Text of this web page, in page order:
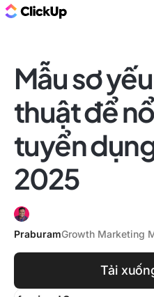
Mẫu sơ
thuật để
tuyển
2025
PraburamGrowth Marketing
Tải